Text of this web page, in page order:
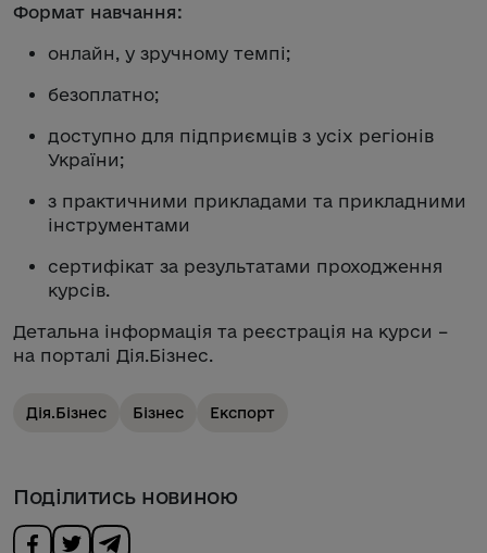
Формат навчання:
онлайн, у зручному темпі;
безоплатно;
доступно для підприємців з усіх регіонів
України;
з практичними прикладами та прикладними
інструментами
сертифікат за результатами проходження
курсів.
Детальна інформація та реєстрація на курси –
на порталі Дія.Бізнес.
Дія.Бізнес Бізнес Експорт
Поділитись новиною